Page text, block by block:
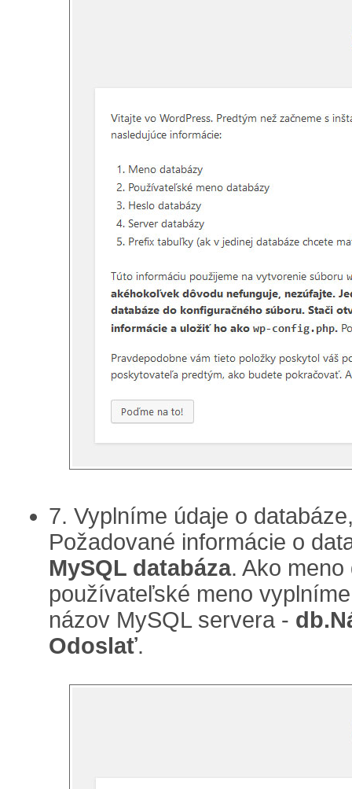
7. Vyplníme údaje o
Požadované informácie o
MySQL databáza. Ako
používateľské meno
názov MySQL servera -
Odoslať.